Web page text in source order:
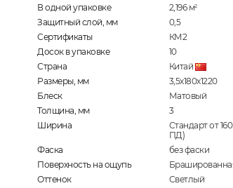
В одной упаковке
2,196 м2
Защитный слой, мм
0,5
Сертификаты
КМ2
Досок в упаковке
10
Страна
Китай
Размеры, мм
3,5х180х1220
Блеск
Матовый
Толщина, мм
3
Ширина
Стандарт от
ПД)
Фаска
без фаски
Поверхность на ощупь
Оттенок
Светлый